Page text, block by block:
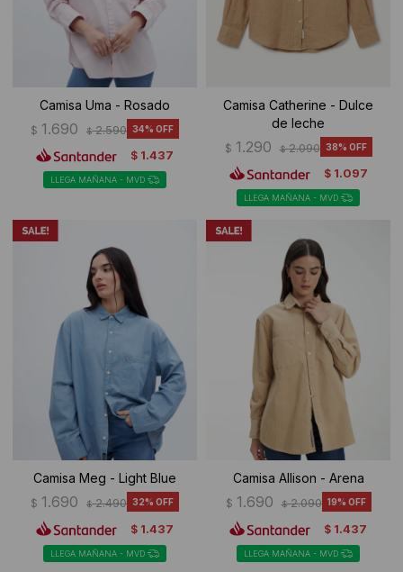
Camisa Uma - Rosado
$ 1.690 $ 2.590 34
$ 1.437
LLEGA MAÑANA - MVD
Camisa Catherine - Dulce
de leche
$ 1.290 $ 2.090 38
$ 1.097
LLEGA MAÑANA - MVD
Camisa Meg - Light Blue
$ 1.690 $ 2.490 32
$ 1.437
LLEGA MAÑANA - MVD
Camisa Allison - Arena
$ 1.690 $ 2.090 19
$ 1.437
LLEGA MAÑANA - MVD